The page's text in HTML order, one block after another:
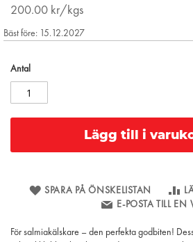
200.00 kr/kgs
Bäst före: 15.12.2027
Antal
Lägg till i
SPARA PÅ ÖNSKELISTAN
E-POSTA TILL EN
För salmiakälskare – den perfekta godbiten!